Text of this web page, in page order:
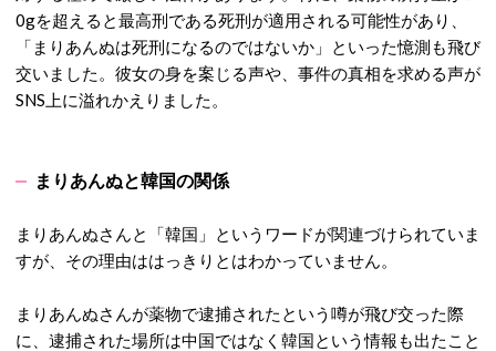
0gを超えると最高刑である死刑が適用される可能性があり、
「まりあんぬは死刑になるのではないか」といった憶測も飛び
交いました。 彼女の身を案じる声や、事件の真相を求める声が
SNS上に溢れかえりました。
まりあんぬと韓国の関係
まりあんぬさんと「韓国」というワードが関連づけられていま
すが、その理由ははっきりとはわかっていません。
まりあんぬさんが薬物で逮捕されたという噂が飛び交った際
に、逮捕された場所は中国ではなく韓国という情報も出たこと